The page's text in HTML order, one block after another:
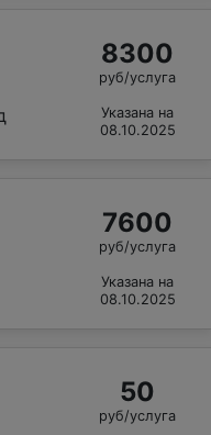
8300
руб/услуга
Указана на
08.10.2025
7600
руб/услуга
Указана на
08.10.2025
50
руб/услуга